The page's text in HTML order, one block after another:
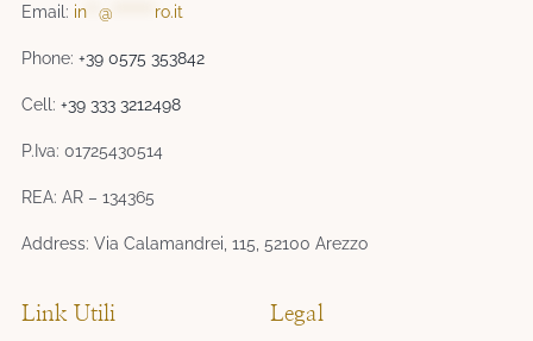
Email: in **@ ro.it
Phone:+39 0575 353842
Cell:+39 333 3212498
P.Iva: 01725430514
REA: AR – 134365
Address: Via Calamandrei, 115, 52100 Arezzo
Link Utili Legal